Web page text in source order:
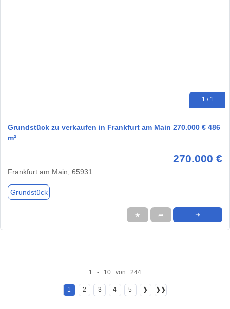
1 / 1
Grundstück zu verkaufen in Frankfurt am Main 270.000 € 486
m²
270.000 €
Frankfurt am Main, 65931
Grundstück
★ ➦ ➜
1 - 10 von 244
1 2 3 4 5 ❯ ❯❯